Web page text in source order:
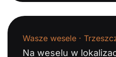
Wasze wesele ·
Na weselu w